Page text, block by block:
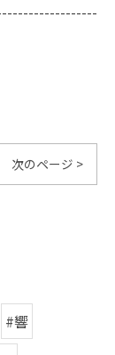
次のページ >
#響